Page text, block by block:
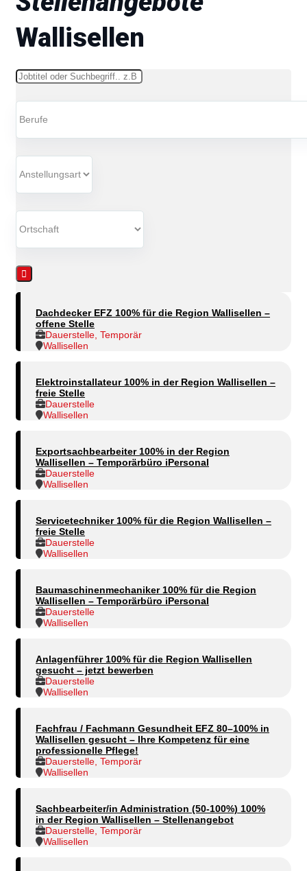
Wallisellen
Schlüsselwörter
Dachdecker EFZ 100% für die Region Wallisellen –
offene Stelle
Dauerstelle, Temporär
Wallisellen
Elektroinstallateur 100% in der Region Wallisellen –
freie Stelle
Dauerstelle
Wallisellen
Exportsachbearbeiter 100% in der Region
Wallisellen – Temporärbüro iPersonal
Dauerstelle
Wallisellen
Servicetechniker 100% für die Region Wallisellen –
freie Stelle
Dauerstelle
Wallisellen
Baumaschinenmechaniker 100% für die Region
Wallisellen – Temporärbüro iPersonal
Dauerstelle
Wallisellen
Anlagenführer 100% für die Region Wallisellen
gesucht – jetzt bewerben
Dauerstelle
Wallisellen
Fachfrau / Fachmann Gesundheit EFZ 80–100% in
Wallisellen gesucht – Ihre Kompetenz für eine
professionelle Pflege!
Dauerstelle, Temporär
Wallisellen
Sachbearbeiter/in Administration (50-100%) 100%
in der Region Wallisellen – Stellenangebot
Dauerstelle, Temporär
Wallisellen